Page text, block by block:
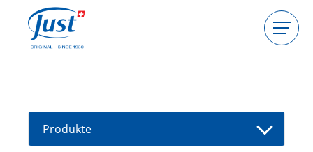
Beraterin werden
Ratgeber
Produkte